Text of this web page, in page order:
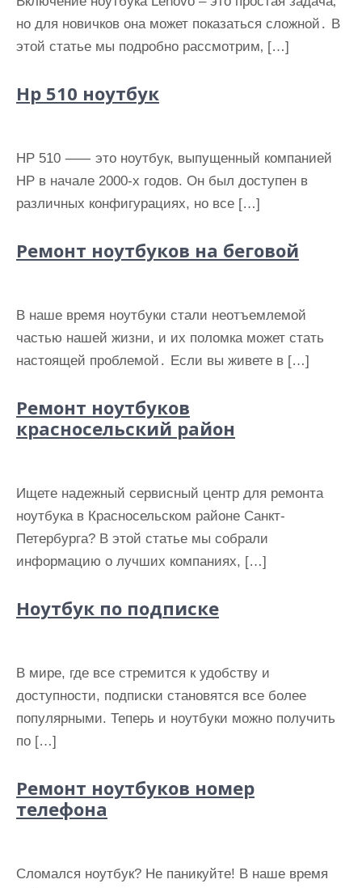
но для новичков она может показаться сложной․ В
этой статье мы подробно рассмотрим‚ […]
Hp 510 ноутбук
HP 510 ⸺ это ноутбук, выпущенный компанией
HP в начале 2000-х годов. Он был доступен в
различных конфигурациях, но все […]
Ремонт ноутбуков на беговой
В наше время ноутбуки стали неотъемлемой
частью нашей жизни, и их поломка может стать
настоящей проблемой․ Если вы живете в […]
Ремонт ноутбуков
красносельский район
Ищете надежный сервисный центр для ремонта
ноутбука в Красносельском районе Санкт-
Петербурга? В этой статье мы собрали
информацию о лучших компаниях, […]
Ноутбук по подписке
В мире, где все стремится к удобству и
доступности, подписки становятся все более
популярными. Теперь и ноутбуки можно получить
по […]
Ремонт ноутбуков номер
телефона
Сломался ноутбук? Не паникуйте! В наше время